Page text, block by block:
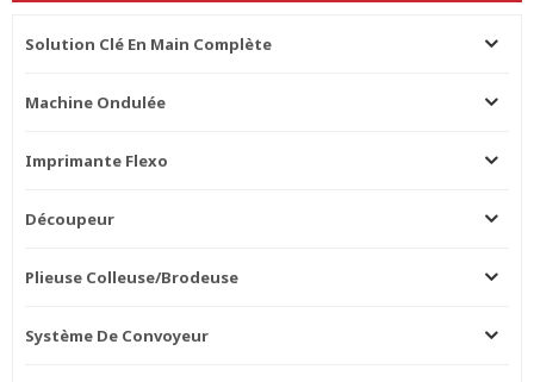
Solution Clé En Main Complète
Machine Ondulée
Imprimante Flexo
Découpeur
Plieuse Colleuse/brodeuse
Système De Convoyeur